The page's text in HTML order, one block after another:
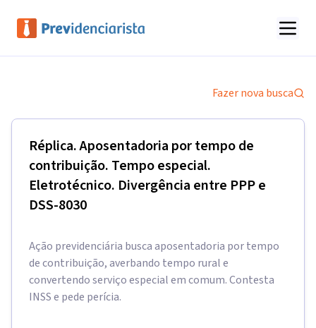
Fazer nova busca
Réplica. Aposentadoria por tempo de
contribuição. Tempo especial.
Eletrotécnico. Divergência entre PPP e
DSS-8030
Ação previdenciária busca aposentadoria por tempo
de contribuição, averbando tempo rural e
convertendo serviço especial em comum. Contesta
INSS e pede perícia.